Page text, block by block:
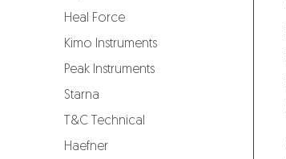
Heal Force
Kimo Instruments
Peak Instruments
Starna
T&C Technical
Haefner